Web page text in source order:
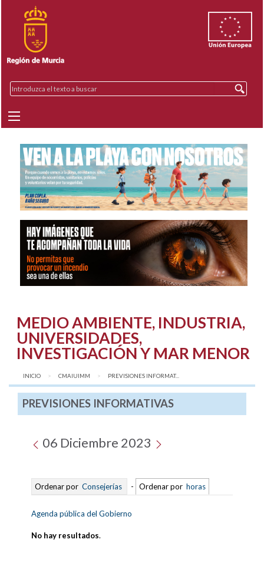
MEDIO AMBIENTE, INDUSTRIA,
UNIVERSIDADES,
INVESTIGACIÓN Y MAR MENOR
INICIO CMAIUIMM AQUÍ:
PREVISIONES INFORMAT...
PREVISIONES INFORMATIVAS
06 Diciembre 2023
Ordenar por Consejerías - Ordenar por horas
Agenda pública del Gobierno
No hay resultados.